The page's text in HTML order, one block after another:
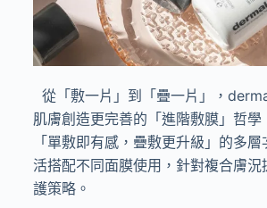
從「敷一片」到「疊一片」，
肌膚創造更完善的「進階敷膜」哲學
「單敷即有感，疊敷更升級」的多
活搭配不同面膜使用，針對複合膚
護策略。